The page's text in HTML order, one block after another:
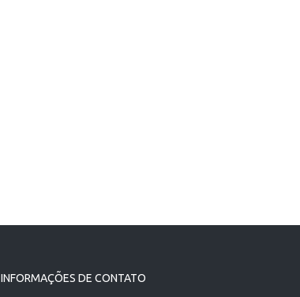
INFORMAÇÕES DE CONTATO